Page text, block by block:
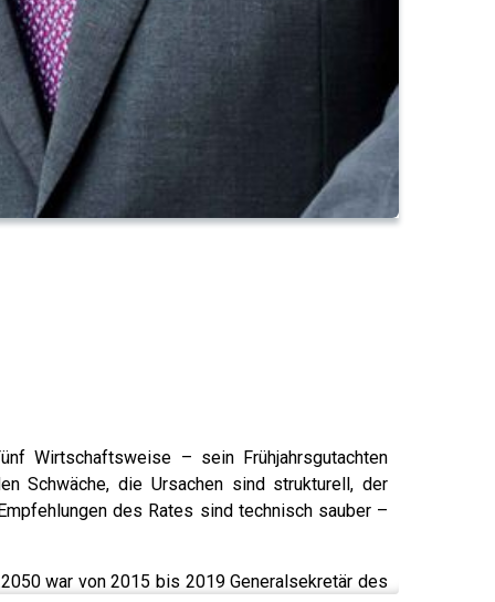
Wirtschaftsweise – sein Frühjahrsgutachten
Schwäche, die Ursachen sind strukturell, der
des Rates sind technisch sauber –
war von 2015 bis 2019 Generalsekretär des